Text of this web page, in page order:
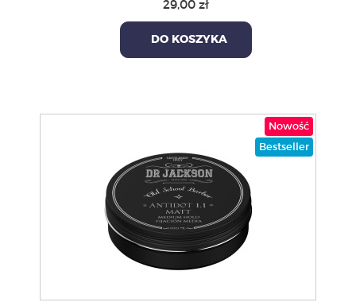
29,00 zł
DO KOSZYKA
Nowość
Bestseller